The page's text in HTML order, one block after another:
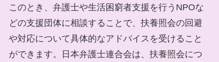
このとき、弁護士や生活困窮者支援を行うNPOな
どの支援団体に相談することで、扶養照会の回避
や対応について具体的なアドバイスを受けること
ができます。日本弁護士連合会は、扶養照会につ